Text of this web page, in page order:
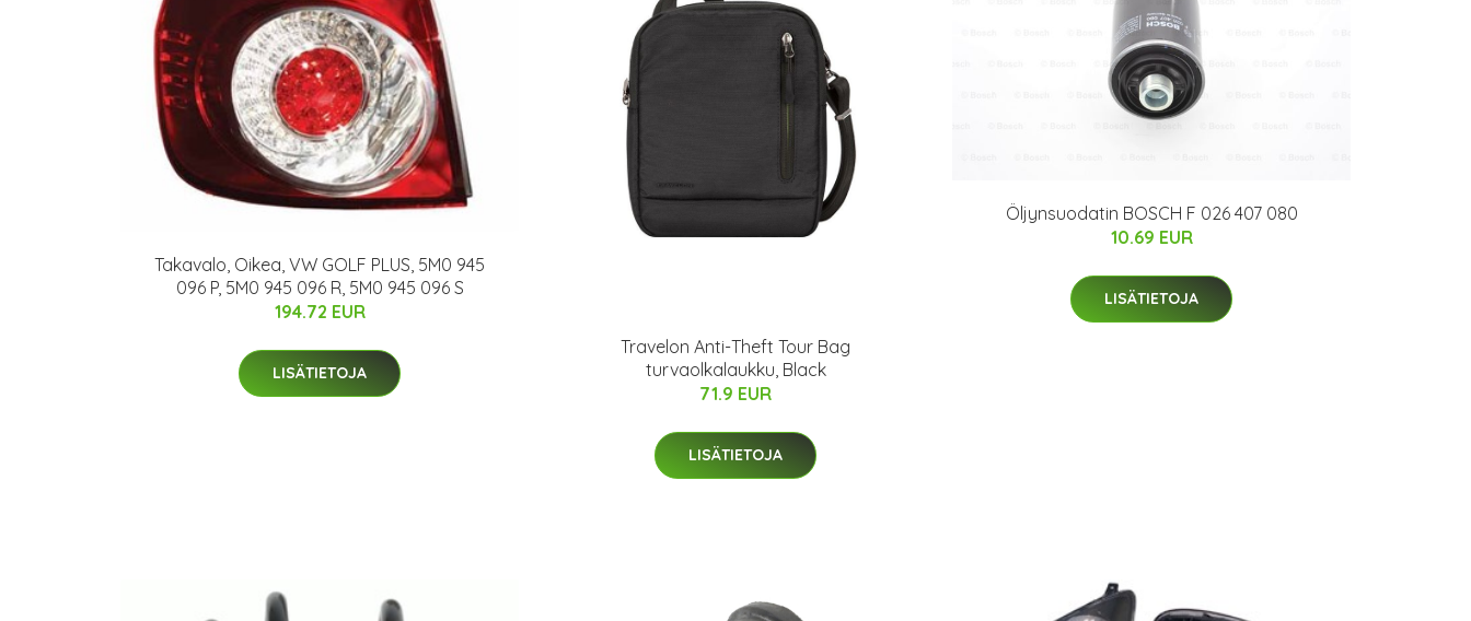
Takavalo, Oikea, VW GOLF PLUS, 5M0 945
096 P, 5M0 945 096 R, 5M0 945 096 S
194.72 EUR
LISÄTIETOJA
Travelon Anti-Theft Tour Bag
turvaolkalaukku, Black
71.9 EUR
LISÄTIETOJA
Öljynsuodatin BOSCH F 026 407 080
10.69 EUR
LISÄTIETOJA